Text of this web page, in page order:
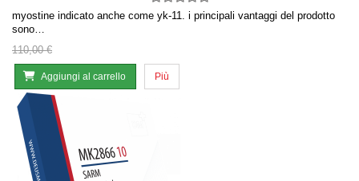
myostine indicato anche come yk-11. i principali vantaggi del prodotto
sono…
110,00 €
Aggiungi al carrello Più